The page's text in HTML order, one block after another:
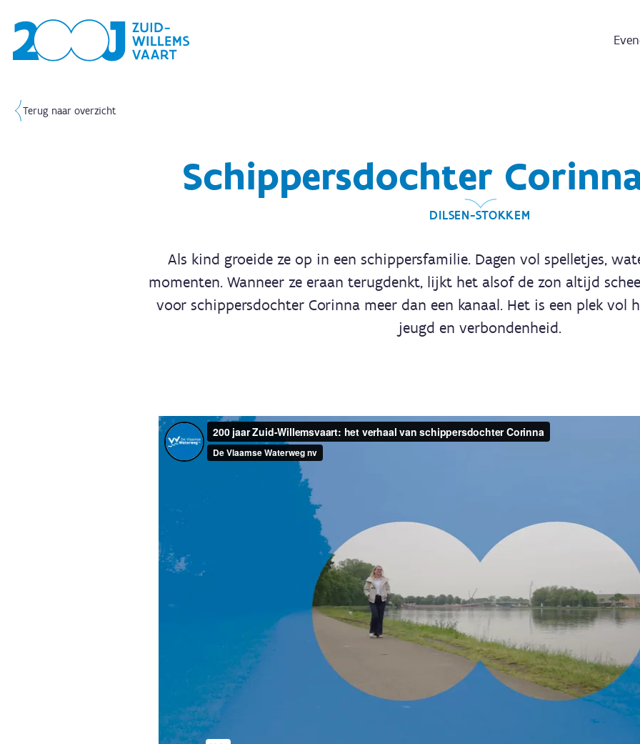
Terug naar overzicht
Schippersdochter
DILSEN-STOKKEM
Als kind groeide ze op in een schippersfamilie. Dagen vol spelletjes,
momenten. Wanneer ze eraan terugdenkt, lijkt het alsof de zon altijd
voor schippersdochter Corinna meer dan een kanaal. Het is een plek vol
jeugd en verbondenheid.